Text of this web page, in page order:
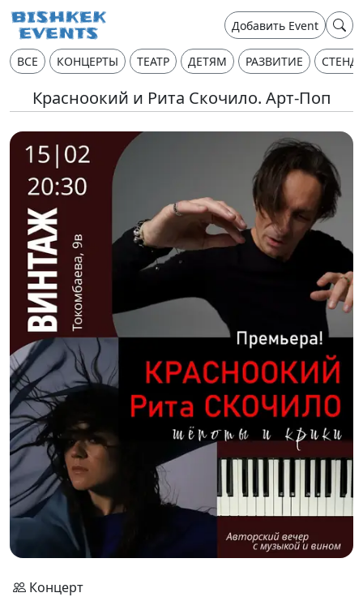
Добавить Event
ВСЕ КОНЦЕРТЫ ТЕАТР ДЕТЯМ РАЗВИТИЕ
Красноокий и Рита Скочило. Арт-Поп
Концерт